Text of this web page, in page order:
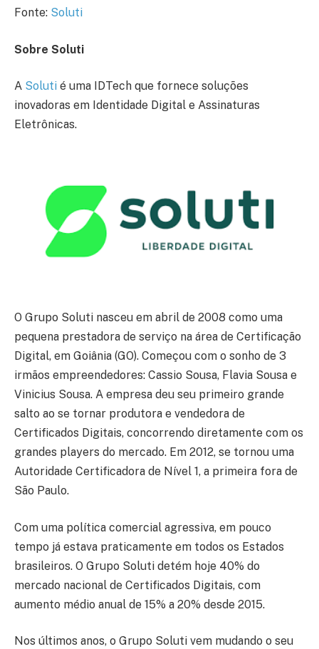
Fonte: Soluti
Sobre Soluti
A Soluti é uma IDTech que fornece soluções
inovadoras em Identidade Digital e Assinaturas
Eletrônicas.
O Grupo Soluti nasceu em abril de 2008 como uma
pequena prestadora de serviço na área de Certificação
Digital, em Goiânia (GO). Começou com o sonho de 3
irmãos empreendedores: Cassio Sousa, Flavia Sousa e
Vinicius Sousa. A empresa deu seu primeiro grande
salto ao se tornar produtora e vendedora de
Certificados Digitais, concorrendo diretamente com os
grandes players do mercado. Em 2012, se tornou uma
Autoridade Certificadora de Nível 1, a primeira fora de
São Paulo.
Com uma política comercial agressiva, em pouco
tempo já estava praticamente em todos os Estados
brasileiros. O Grupo Soluti detém hoje 40% do
mercado nacional de Certificados Digitais, com
aumento médio anual de 15% a 20% desde 2015.
Nos últimos anos, o Grupo Soluti vem mudando o seu